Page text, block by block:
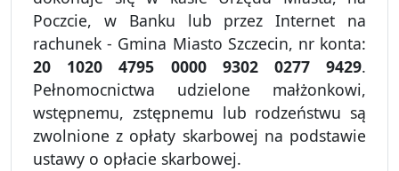
Poczcie, w Banku lub przez Internet na
rachunek - Gmina Miasto Szczecin, nr konta:
20 1020 4795 0000 9302 0277 9429.
Pełnomocnictwa udzielone małżonkowi,
wstępnemu, zstępnemu lub rodzeństwu są
zwolnione z opłaty skarbowej na podstawie
ustawy o opłacie skarbowej.